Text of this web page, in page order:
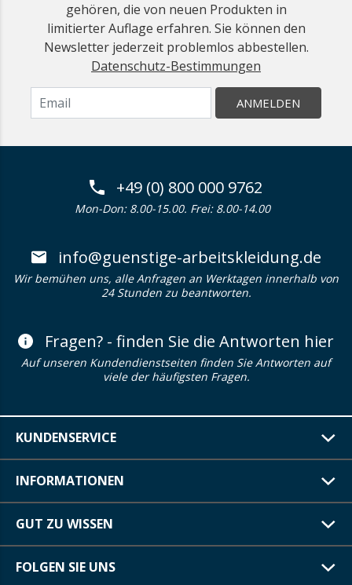
gehören, die von neuen Produkten in
limitierter Auflage erfahren. Sie können den
Newsletter jederzeit problemlos abbestellen.
Datenschutz-Bestimmungen
ANMELDEN
+49 (0) 800 000 9762
Mon-Don: 8.00-15.00. Frei: 8.00-14.00
info@guenstige-arbeitskleidung.de
Wir bemühen uns, alle Anfragen an Werktagen innerhalb von
24 Stunden zu beantworten.
Fragen? - finden Sie die Antworten hier
Auf unseren Kundendienstseiten finden Sie Antworten auf
viele der häufigsten Fragen.
KUNDENSERVICE
INFORMATIONEN
GUT ZU WISSEN
FOLGEN SIE UNS